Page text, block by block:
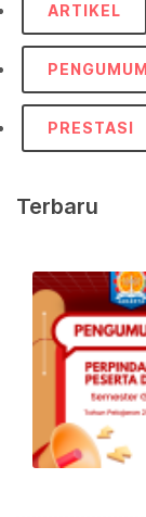
ARTIKEL
PRESTASI
Terbaru